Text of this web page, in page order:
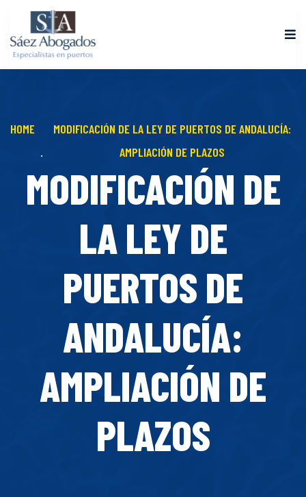
HOME
MODIFICACIÓN DE LA LEY DE PUERTOS DE ANDALUCÍA:
AMPLIACIÓN DE PLAZOS
MODIFICACIÓN DE
LA LEY DE
PUERTOS DE
ANDALUCÍA:
AMPLIACIÓN DE
PLAZOS